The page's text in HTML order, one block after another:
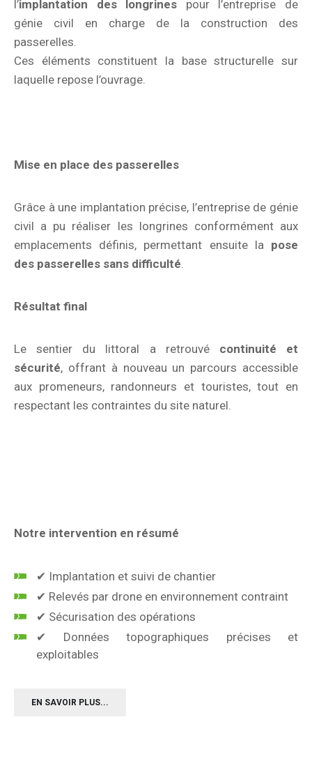
l’implantation des longrines pour l’entreprise de
génie civil en charge de la construction des
passerelles.
Ces éléments constituent la base structurelle sur
laquelle repose l’ouvrage.
Mise en place des passerelles
Grâce à une implantation précise, l’entreprise de génie
civil a pu réaliser les longrines conformément aux
emplacements définis, permettant ensuite la pose
des passerelles sans difficulté.
Résultat final
Le sentier du littoral a retrouvé continuité et
sécurité, offrant à nouveau un parcours accessible
aux promeneurs, randonneurs et touristes, tout en
respectant les contraintes du site naturel.
Notre intervention en résumé
✔ Implantation et suivi de chantier
✔ Relevés par drone en environnement contraint
✔ Sécurisation des opérations
✔ Données topographiques précises et
exploitables
EN SAVOIR PLUS...